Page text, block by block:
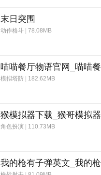
末日突围
动作格斗 | 78.08MB
模拟塔防 | 182.62MB
猴模拟器下载_猴哥模拟器
角色扮演 | 110.73MB